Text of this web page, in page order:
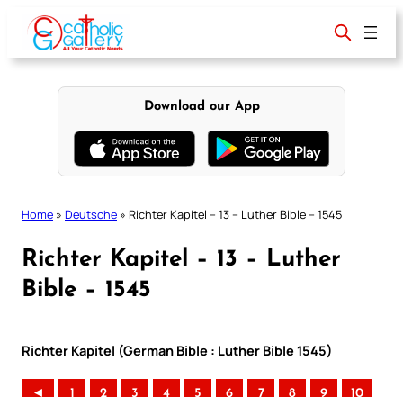
content
Download our App
Home » Deutsche » Richter Kapitel – 13 – Luther Bible – 1545
Richter Kapitel – 13 – Luther
Bible – 1545
Richter Kapitel (German Bible : Luther Bible 1545)
◄ 1 2 3 4 5 6 7 8 9 10